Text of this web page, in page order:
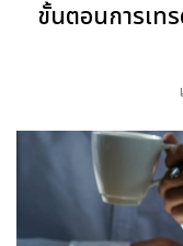
ขั้นตอนการเท